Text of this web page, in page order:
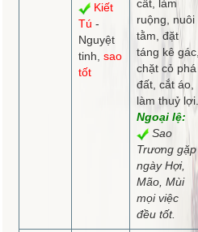
Kiết
Tú -
Nguyệt
tinh, sao
tốt
cất, làm
ruộng, nuôi
tằm, đặt
táng kê gác,
chặt cỏ phá
đất, cắt áo,
làm thuỷ lợi.
Ngoại lệ:
Sao
Trương gặp
ngày Hợi,
Mão, Mùi
mọi việc
đều tốt.